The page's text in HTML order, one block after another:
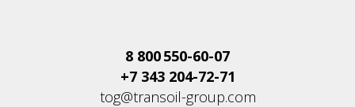
8 800 550-60-07
+7 343 204-72-71
tog@transoil-group.com